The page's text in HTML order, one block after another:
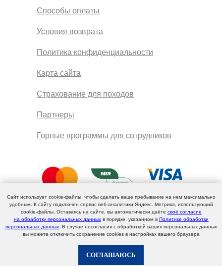
Политика конфиденциальности
Способы оплаты
Условия возврата
Карта сайта
Партнеры
Страхование для походов
Горные программы для сотрудников
Сайт использует cookie-файлы, чтобы сделать ваше пребывание на нем максимально
удобным. К cайту подключен сервис веб-аналитики Яндекс. Метрика, использующий
cookie-файлы. Оставаясь на сайте, вы автоматически даёте своё согласие
на обработку персональных данныхв порядке, указанном в Политике обработки
персональных данных. В случае несогласия с обработкой ваших персональных данных
вы можете отключить сохранение cookies в настройках вашего браузера
СОГЛАШАЮСЬ